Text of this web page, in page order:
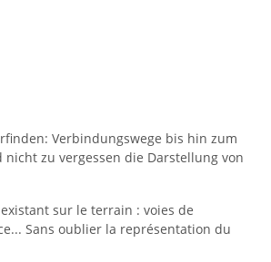
Verbindungswege bis hin zum
zu vergessen die Darstellung von
sur le terrain : voies de
Sans oublier la représentation du